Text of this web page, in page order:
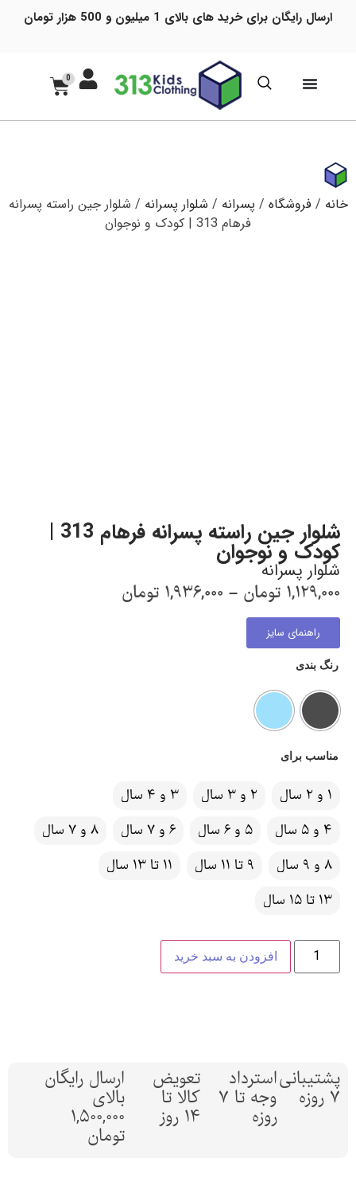
ارسال رایگان برای خرید های بالای 1 میلیون و 500 هزار تومان
0
خانه /فروشگاه / پسرانه / شلوار پسرانه / شلوار جین راسته پسرانه
فرهام 313 | کودک و نوجوان
شلوار جین راسته پسرانه فرهام 313 |
کودک و نوجوان
شلوار پسرانه
1,129,000 تومان –
1,936,000 تومان
راهنمای سایز
رنگ بندی
مناسب برای
1 و 2 سال 2 و 3 سال
3 و 4 سال
4 و 5 سال
5 و 6 سال 6 و 7 سال
8 و 7 سال
8 و 9 سال
9 تا 11 سال
11 تا 13 سال
13 تا 15 سال
افزودن به سبد خرید
پشتیبانی
7 روزه
استرداد
وجه تا 7
روزه
تعویض
کالا تا
14 روز
ارسال رایگان
بالای
1,500,000
تومان